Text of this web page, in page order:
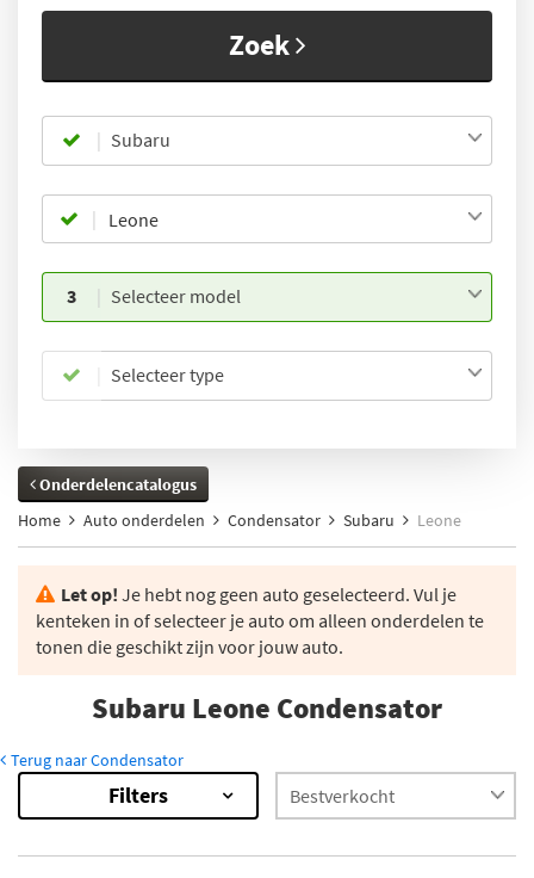
Zoek
Subaru
3 Selecteer model
Selecteer type
Onderdelencatalogus
Home
Auto onderdelen Condensator Subaru Leone
Let op! Je hebt nog geen auto geselecteerd. Vul je
kenteken in of selecteer je auto om alleen onderdelen te
tonen die geschikt zijn voor jouw auto.
Subaru Leone Condensator
Terug naar Condensator
Resultaten
×
Filters